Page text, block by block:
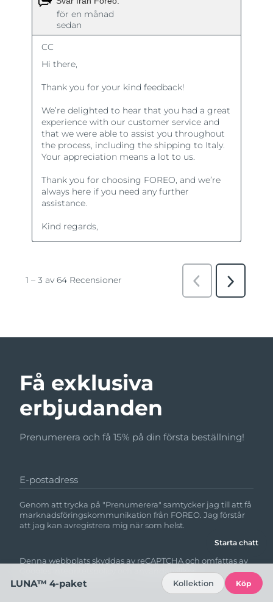
Få exklusiva
erbjudanden
Prenumerera och få 15% på din första beställning!
E-postadress
Genom att trycka på "Prenumerera" samtycker jag till att få
marknadsföringskommunikation från FOREO. Jag förstår
att jag kan avregistrera mig när som helst.
Denna webbplats skyddas av reCAPTCHA och omfattas av
användarvillkor.
Starta chatt
LUNA™ 4-paket Kollektion Köp